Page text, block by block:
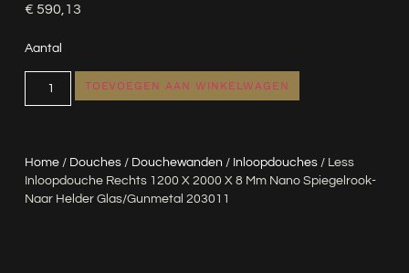
Home/ Douches/ Douchewanden / Inloopdouches/ Less
Inloopdouche Rechts 1200 X 2000 X 8 Mm Nano Spiegelrook-
Naar Helder Glas/gunmetal 203011
€ 590,13
Aantal
TOEVOEGEN AAN WINKELWAGEN